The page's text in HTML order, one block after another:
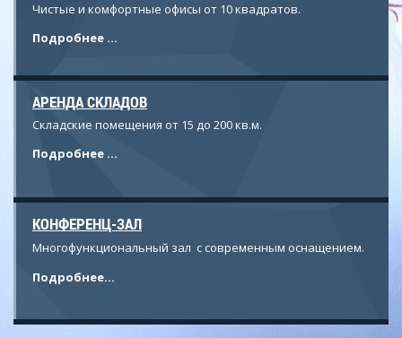
ТЕХНИЧЕСКОЕ ОСНАЩЕНИЕ
БЦ оснащен современными системами безопасности,
кондиционирования, отопления,
Чистые и комфортные офисы от 10 квадратов.
Подробнее ...
АРЕНДА СКЛАДОВ
Складские помещения от 15 до 200 кв.м.
Подробнее ...
КОНФЕРЕНЦ-ЗАЛ
Многофункциональный зал с современным оснащением.
Подробнее...